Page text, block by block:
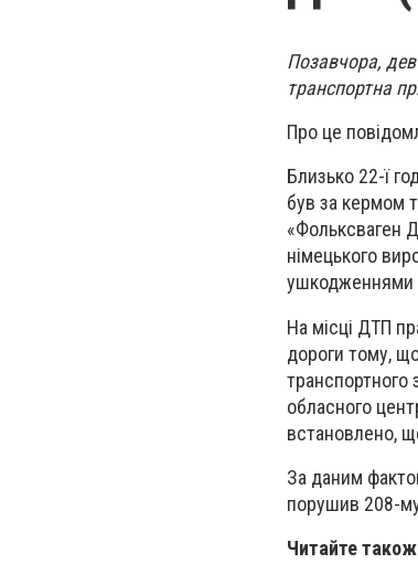
Позавчора,
транспортна
Про це
Близько 22-ї
був за кермом
«Фольксваген
німецького
ушкодженнями
На місці ДТП
дороги тому,
транспортного
обласного
встановлено,
За даним
порушив 208-
Читайте також